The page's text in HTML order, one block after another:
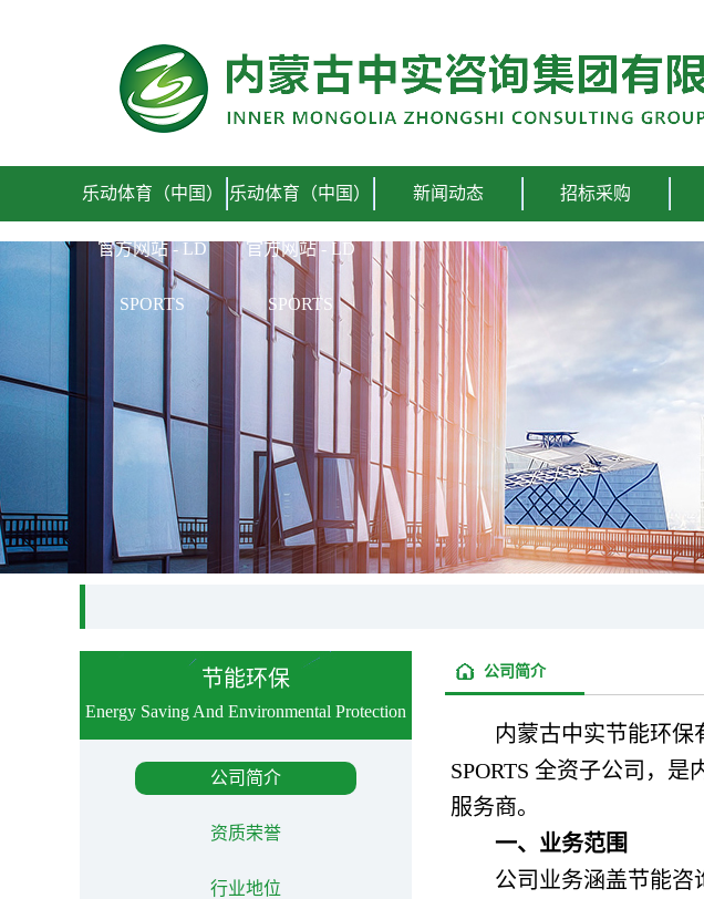
乐动体育（中国）
官方网站 - LD
SPORTS
乐动体育（中国）
官方网站 - LD
SPORTS
新闻动态 招标采购
节能环保
Energy Saving And Environmental Protection
公司简介
资质荣誉
行业地位
公司简介
内蒙古中实节能环保
SPORTS 全资子公司，
服务商。
一、业务范围
公司业务涵盖节能咨